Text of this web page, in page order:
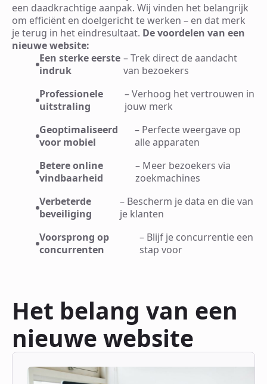
een daadkrachtige aanpak. Wij vinden het belangrijk
om efficiënt en doelgericht te werken – en dat merk
je terug in het eindresultaat. De voordelen van een
nieuwe website:
Een sterke eerste
indruk
– Trek direct de aandacht
van bezoekers
Professionele
uitstraling
– Verhoog het vertrouwen in
jouw merk
Geoptimaliseerd
voor mobiel
– Perfecte weergave op
alle apparaten
Betere online
vindbaarheid
– Meer bezoekers via
zoekmachines
Verbeterde
beveiliging
– Bescherm je data en die van
je klanten
Voorsprong op
concurrenten
– Blijf je concurrentie een
stap voor
Het belang van een
nieuwe website